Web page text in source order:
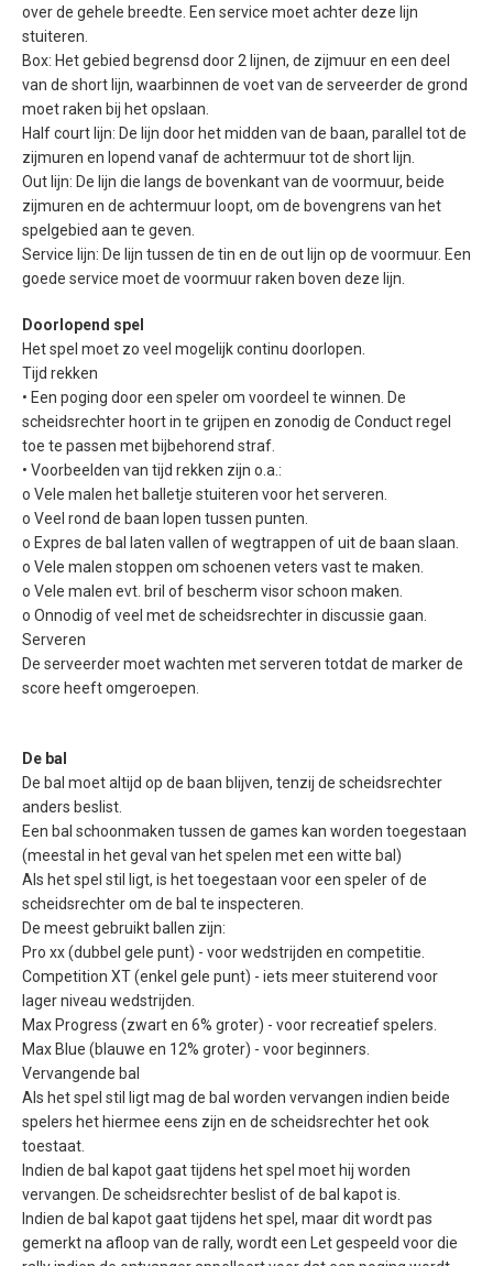
over de gehele breedte. Een service moet achter deze lijn
stuiteren.
Box: Het gebied begrensd door 2 lijnen, de zijmuur en een deel
van de short lijn, waarbinnen de voet van de serveerder de grond
moet raken bij het opslaan.
Half court lijn: De lijn door het midden van de baan, parallel tot de
zijmuren en lopend vanaf de achtermuur tot de short lijn.
Out lijn: De lijn die langs de bovenkant van de voormuur, beide
zijmuren en de achtermuur loopt, om de bovengrens van het
spelgebied aan te geven.
Service lijn: De lijn tussen de tin en de out lijn op de voormuur. Een
goede service moet de voormuur raken boven deze lijn.
Doorlopend spel
Het spel moet zo veel mogelijk continu doorlopen.
Tijd rekken
• Een poging door een speler om voordeel te winnen. De
scheidsrechter hoort in te grijpen en zonodig de Conduct regel
toe te passen met bijbehorend straf.
• Voorbeelden van tijd rekken zijn o.a.:
o Vele malen het balletje stuiteren voor het serveren.
o Veel rond de baan lopen tussen punten.
o Expres de bal laten vallen of wegtrappen of uit de baan slaan.
o Vele malen stoppen om schoenen veters vast te maken.
o Vele malen evt. bril of bescherm visor schoon maken.
o Onnodig of veel met de scheidsrechter in discussie gaan.
Serveren
De serveerder moet wachten met serveren totdat de marker de
score heeft omgeroepen.
De bal
De bal moet altijd op de baan blijven, tenzij de scheidsrechter
anders beslist.
Een bal schoonmaken tussen de games kan worden toegestaan
(meestal in het geval van het spelen met een witte bal)
Als het spel stil ligt, is het toegestaan voor een speler of de
scheidsrechter om de bal te inspecteren.
De meest gebruikt ballen zijn:
Pro xx (dubbel gele punt) - voor wedstrijden en competitie.
Competition XT (enkel gele punt) - iets meer stuiterend voor
lager niveau wedstrijden.
Max Progress (zwart en 6% groter) - voor recreatief spelers.
Max Blue (blauwe en 12% groter) - voor beginners.
Vervangende bal
Als het spel stil ligt mag de bal worden vervangen indien beide
spelers het hiermee eens zijn en de scheidsrechter het ook
toestaat.
Indien de bal kapot gaat tijdens het spel moet hij worden
vervangen. De scheidsrechter beslist of de bal kapot is.
Indien de bal kapot gaat tijdens het spel, maar dit wordt pas
gemerkt na afloop van de rally, wordt een Let gespeeld voor die